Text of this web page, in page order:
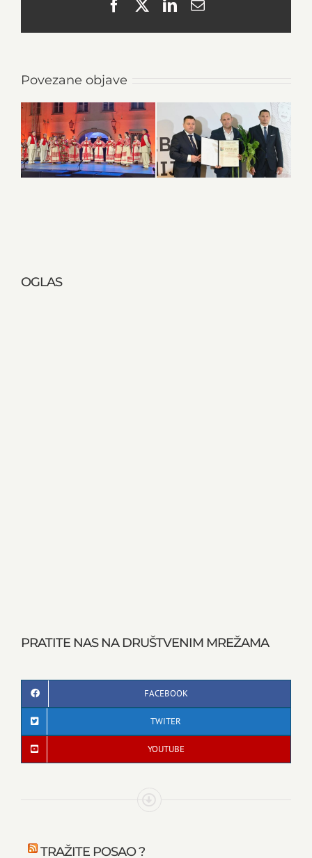
FacebookLinkedIn
Email
Povezane objave
OGLAS
PRATITE NAS NA DRUŠTVENIM MREŽAMA
FACEBOOK
TWITER
YOUTUBE
TRAŽITE POSAO ?